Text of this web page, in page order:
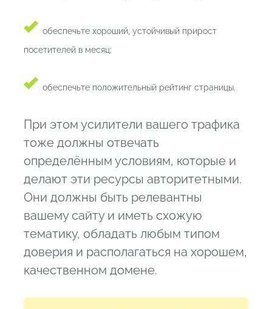
обеспечьте хороший, устойчивый прирост
посетителей в месяц;
обеспечьте положительный рейтинг страницы.
При этом усилители вашего трафика
тоже должны отвечать
определённым условиям, которые и
делают эти ресурсы авторитетными.
Они должны быть релевантны
вашему сайту и иметь схожую
тематику, обладать любым типом
доверия и располагаться на хорошем,
качественном домене.